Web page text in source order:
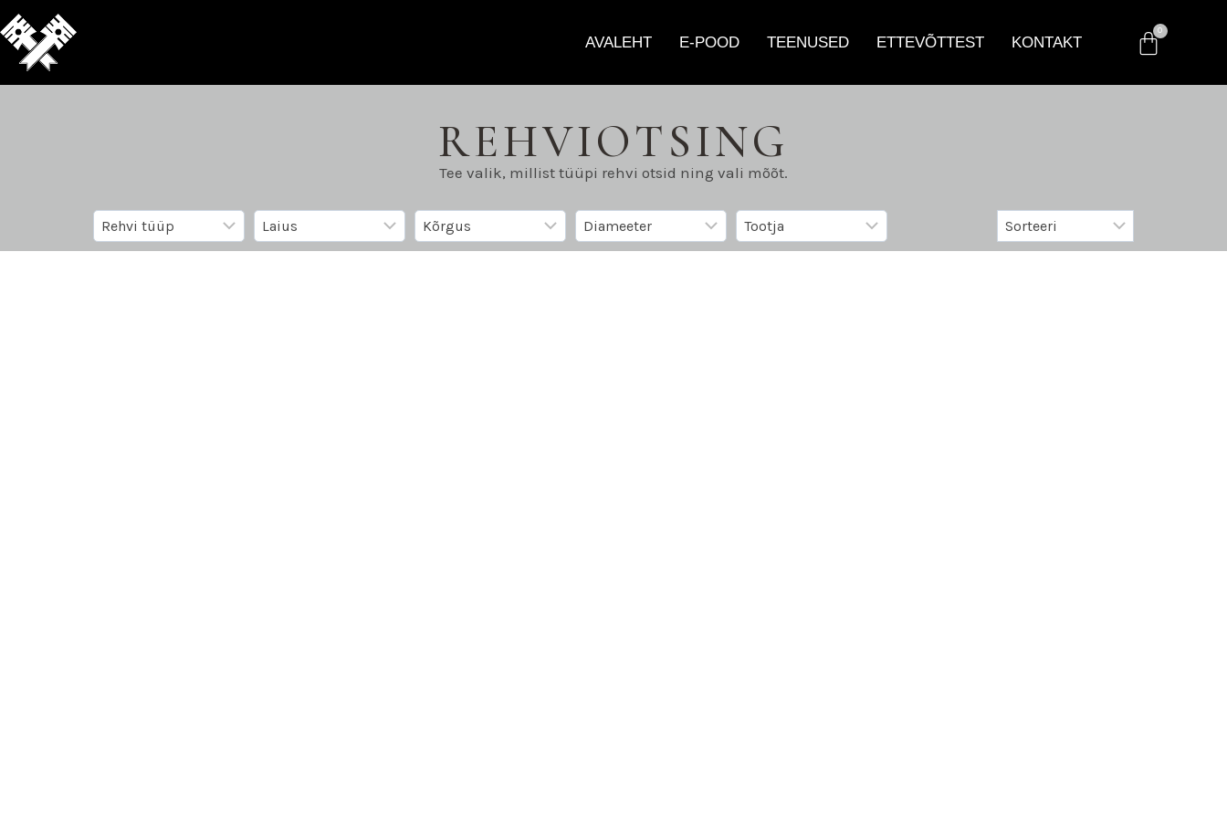
AVALEHT E-POOD TEENUSED ETTEVÕTTEST KONTAKT
REHVIOTSING
Tee valik, millist tüüpi rehvi otsid ning vali mõõt.